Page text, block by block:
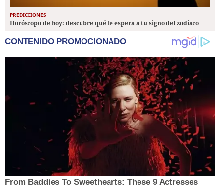
PREDICCIONES
Horóscopo de hoy: descubre qué le espera a tu signo del zodiaco
CONTENIDO PROMOCIONADO
From Baddies To Sweethearts: These 9 Actresses